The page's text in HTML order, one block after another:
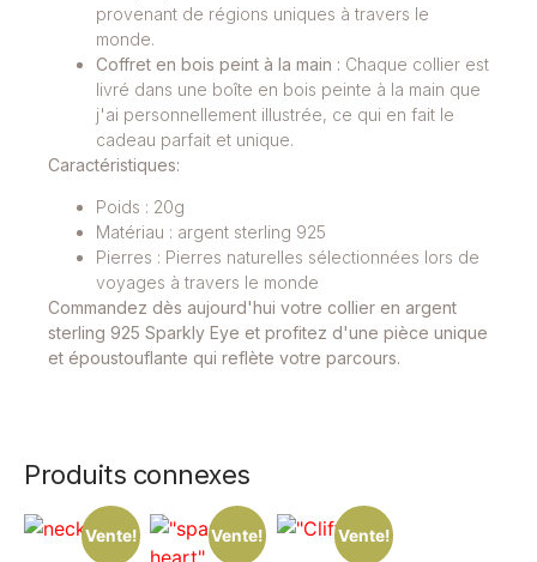
provenant de régions uniques à travers le
monde.
Coffret en bois peint à la main : Chaque collier est
livré dans une boîte en bois peinte à la main que
j'ai personnellement illustrée, ce qui en fait le
cadeau parfait et unique.
Caractéristiques:
Poids : 20g
Matériau : argent sterling 925
Pierres : Pierres naturelles sélectionnées lors de
voyages à travers le monde
Commandez dès aujourd'hui votre collier en argent
sterling 925 Sparkly Eye et profitez d'une pièce unique
et époustouflante qui reflète votre parcours.
Produits connexes
Vente! Vente! Vente!